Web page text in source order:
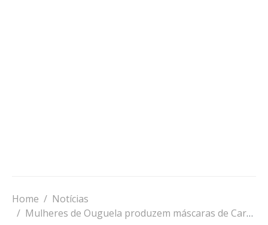
Home
Notícias
Mulheres de Ouguela produzem máscaras de Carnaval no Centro Comunitário